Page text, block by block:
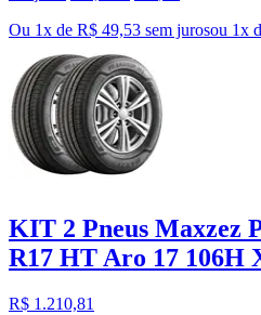
Ou 1x de R$ 49,53 sem jurosou 1x
KIT 2 Pneus Maxzez
R17 HT Aro 17 106H
R$ 1.210,81